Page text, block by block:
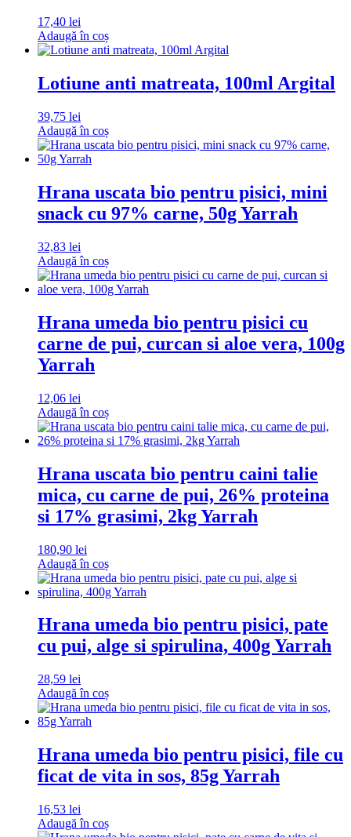
17,40 lei
Adaugă în coș
Lotiune anti matreata, 100ml Argital
39,75 lei
Adaugă în coș
Hrana uscata bio pentru pisici, mini
snack cu 97% carne, 50g Yarrah
32,83 lei
Adaugă în coș
Hrana umeda bio pentru pisici cu
carne de pui, curcan si aloe vera, 100g
Yarrah
12,06 lei
Adaugă în coș
Hrana uscata bio pentru caini talie
mica, cu carne de pui, 26% proteina
si 17% grasimi, 2kg Yarrah
180,90 lei
Adaugă în coș
Hrana umeda bio pentru pisici, pate
cu pui, alge si spirulina, 400g Yarrah
28,59 lei
Adaugă în coș
Hrana umeda bio pentru pisici, file cu
ficat de vita in sos, 85g Yarrah
16,53 lei
Adaugă în coș